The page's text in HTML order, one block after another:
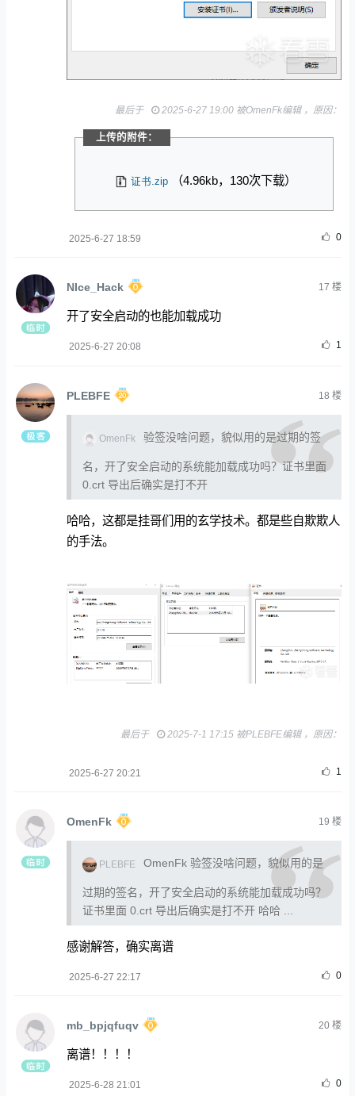
最后于 2025-6-27 19:00 被OmenFk编辑 ，原因：
上传的附件：
证书.zip （4.96kb，130次下载）
2025-6-27 18:59 0
NIce_Hack 17 楼
开了安全启动的也能加载成功
2025-6-27 20:08 1
PLEBFE 18 楼
OmenFk 验签没啥问题，貌似用的是过期的签
名，开了安全启动的系统能加载成功吗？证书里面
0.crt 导出后确实是打不开
哈哈，这都是挂哥们用的玄学技术。都是些自欺欺人
的手法。
最后于 2025-7-1 17:15 被PLEBFE编辑 ，原因：
2025-6-27 20:21 1
OmenFk 19 楼
PLEBFE OmenFk 验签没啥问题，貌似用的是
过期的签名，开了安全启动的系统能加载成功吗？
证书里面 0.crt 导出后确实是打不开 哈哈 ...
感谢解答，确实离谱
2025-6-27 22:17 0
mb_bpjqfuqv 20楼
离谱！！！！
2025-6-28 21:01 0